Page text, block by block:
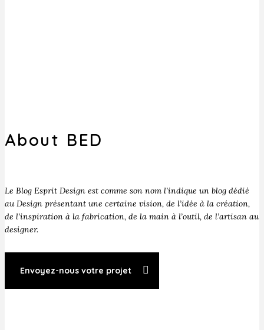
About BED
Le Blog Esprit Design est comme son nom l’indique un blog dédié
au Design présentant une certaine vision, de l’idée à la création,
de l’inspiration à la fabrication, de la main à l’outil, de l’artisan au
designer.
Envoyez-nous votre projet